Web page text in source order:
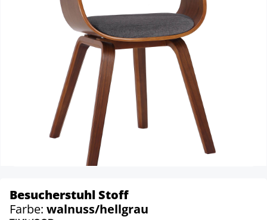
Besucherstuhl Stoff
Farbe: walnuss/hellgrau